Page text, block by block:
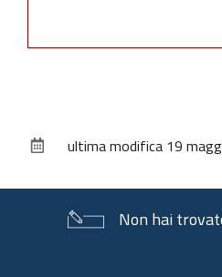
documentoultima modifica 19
Non hai